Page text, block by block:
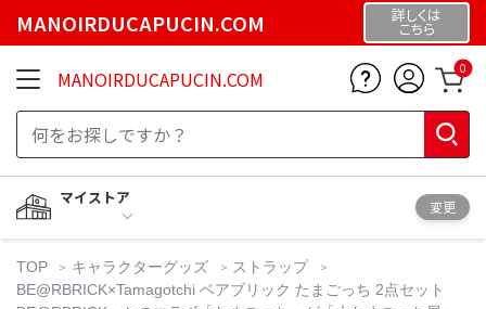
MANOIRDUCAPUCIN.COM 詳しくは
こちら
MANOIRDUCAPUCIN.COM 0
マイストア
変更
TOP キャラクターグッズ
ストラップ
BE@RBRICK×Tamagotchi ベアブリック たまごっち 2点セット